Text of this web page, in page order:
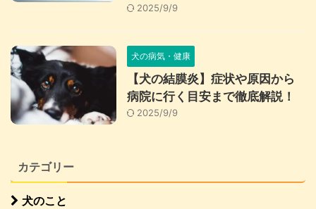
2025/9/9
犬の病気・健康
【犬の結膜炎】症状や原因から
病院に行く目安まで徹底解説！
2025/9/9
カテゴリー
犬のこと